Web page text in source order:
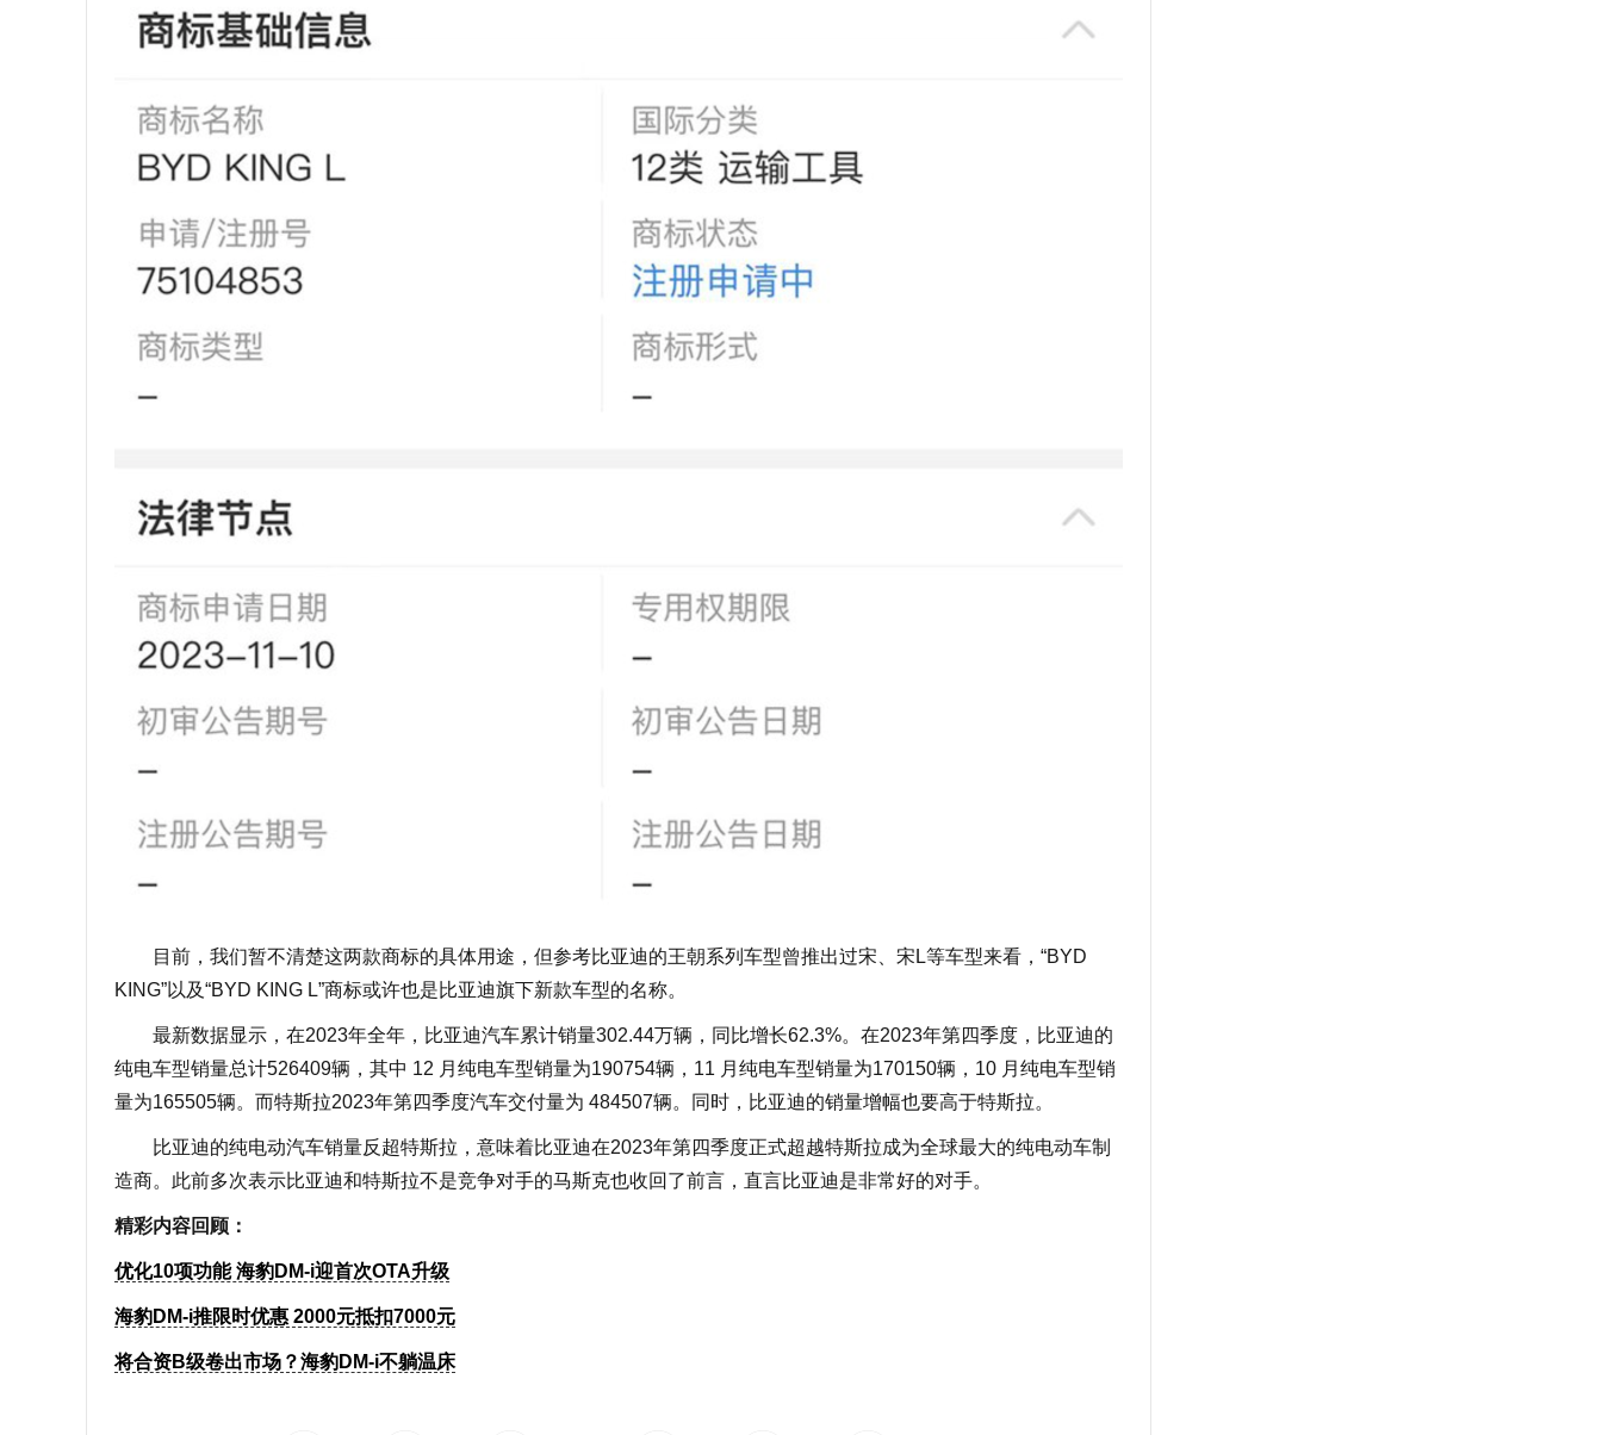
目前，我们暂不清楚这两款商标的具体用途，但参考比亚迪的王朝系列车型曾推出过宋、宋L等车型来看，“BYD
KING”以及“BYD KING L”商标或许也是比亚迪旗下新款车型的名称。
最新数据显示，在2023年全年，比亚迪汽车累计销量302.44万辆，同比增长62.3%。在2023年第四季度，比亚迪的
纯电车型销量总计526409辆，其中 12 月纯电车型销量为190754辆，11 月纯电车型销量为170150辆，10 月纯电车型销
量为165505辆。而特斯拉2023年第四季度汽车交付量为 484507辆。同时，比亚迪的销量增幅也要高于特斯拉。
比亚迪的纯电动汽车销量反超特斯拉，意味着比亚迪在2023年第四季度正式超越特斯拉成为全球最大的纯电动车制
造商。此前多次表示比亚迪和特斯拉不是竞争对手的马斯克也收回了前言，直言比亚迪是非常好的对手。
精彩内容回顾：
优化10项功能 海豹DM-i迎首次OTA升级
海豹DM-i推限时优惠 2000元抵扣7000元
将合资B级卷出市场？海豹DM-i不躺温床